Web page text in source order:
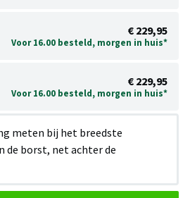
€ 229,95
Voor 16.00 besteld, morgen in huis*
€ 229,95
Voor 16.00 besteld, morgen in huis*
meten bij het breedste
de borst, net achter de